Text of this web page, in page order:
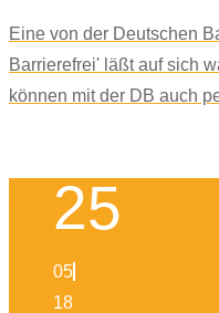
Eine von der Deutschen
Barrierefrei' läßt auf sich
können mit der DB auch
25
05
18